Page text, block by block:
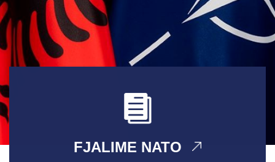
FJALIME NATO